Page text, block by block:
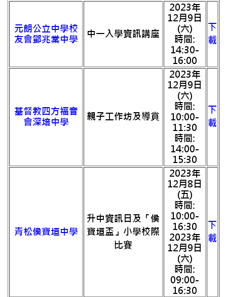
元朗公立中學校
友會鄧兆棠中學
中一入學資訊講座
2023年
12月9日
(六)
時間:
14:30-
16:00
下
載
基督教四方福音
會深培中學
親子工作坊及導賞
2023年
12月9日
(六)
時間:
10:00-
11:30
時間:
14:00-
15:30
下
載
青松侯寶垣中學
升中資訊日及「侯
寶垣盃」小學校際
比賽
2023年
12月8日
(五)
時間:
10:00-
16:30
2023年
12月9日
(六)
時間:
09:00-
16:30
下
載